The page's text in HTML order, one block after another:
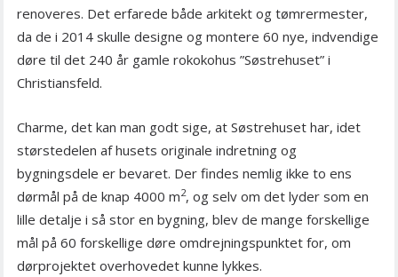
renoveres. Det erfarede både arkitekt og tømrermester,
da de i 2014 skulle designe og montere 60 nye, indvendige
døre til det 240 år gamle rokokohus ”Søstrehuset” i
Christiansfeld.
Charme, det kan man godt sige, at Søstrehuset har, idet
størstedelen af husets originale indretning og
bygningsdele er bevaret. Der findes nemlig ikke to ens
dørmål på de knap 4000 m2, og selv om det lyder som en
lille detalje i så stor en bygning, blev de mange forskellige
mål på 60 forskellige døre omdrejningspunktet for, om
dørprojektet overhovedet kunne lykkes.